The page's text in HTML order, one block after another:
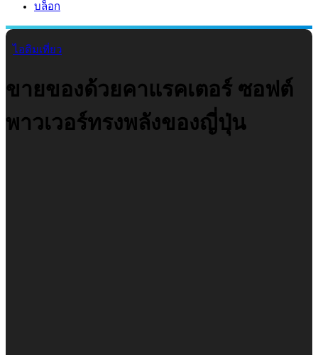
บล็อก
ไอติมเที่ยว
ขายของด้วยคาแรคเตอร์ ซอฟต์
พาวเวอร์ทรงพลังของญี่ปุ่น